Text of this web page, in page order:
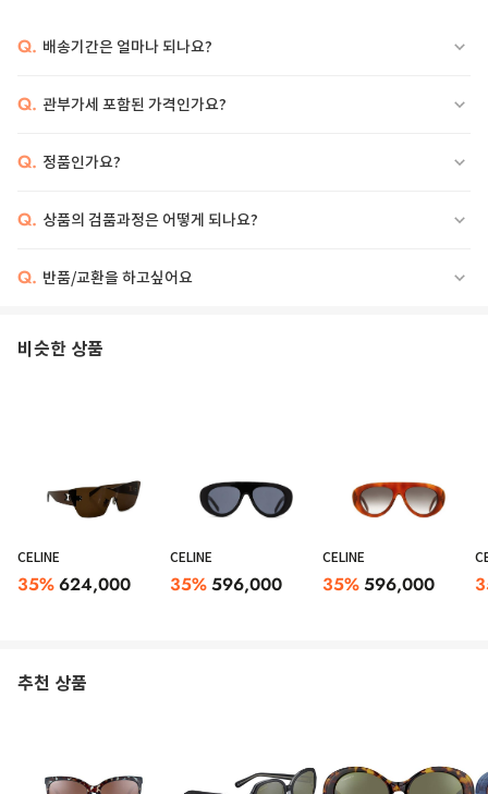
Q. 배송기간은 얼마나 되나요?
Q. 관부가세 포함된 가격인가요?
Q. 정품인가요?
Q. 상품의 검품과정은 어떻게 되나요?
Q. 반품/교환을 하고싶어요
비슷한 상품
CELINE
35%624,000
CELINE
35%596,000
CELINE
35%596,000
추천 상품